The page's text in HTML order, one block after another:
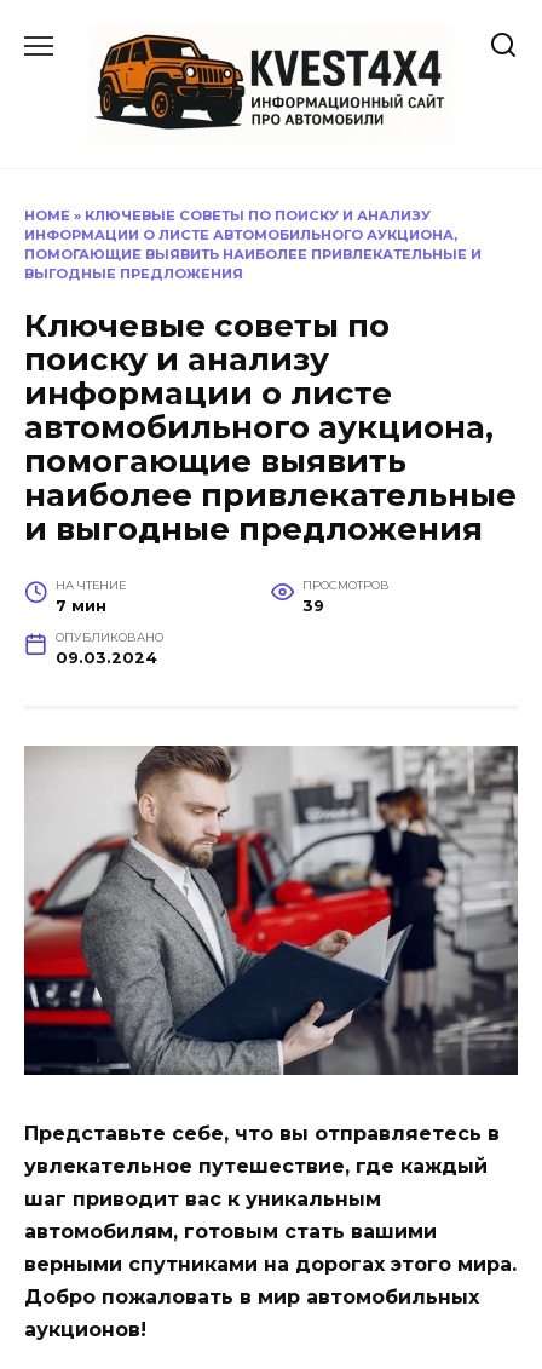
содержанию
HOME » КЛЮЧЕВЫЕ СОВЕТЫ ПО ПОИСКУ И АНАЛИЗУ
ИНФОРМАЦИИ О ЛИСТЕ АВТОМОБИЛЬНОГО АУКЦИОНА,
ПОМОГАЮЩИЕ ВЫЯВИТЬ НАИБОЛЕЕ ПРИВЛЕКАТЕЛЬНЫЕ И
ВЫГОДНЫЕ ПРЕДЛОЖЕНИЯ
Ключевые советы по
поиску и анализу
информации о листе
автомобильного аукциона,
помогающие выявить
наиболее привлекательные
и выгодные предложения
НА ЧТЕНИЕ
7 мин
ПРОСМОТРОВ
39
ОПУБЛИКОВАНО
09.03.2024
Представьте себе, что вы отправляетесь в
увлекательное путешествие, где каждый
шаг приводит вас к уникальным
автомобилям, готовым стать вашими
верными спутниками на дорогах этого мира.
Добро пожаловать в мир автомобильных
аукционов!